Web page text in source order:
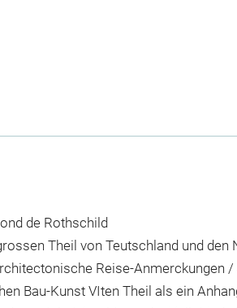
de Rothschild
Theil von Teutschland und den
Reise-Anmerckungen /
Bau-Kunst VIten Theil als ein